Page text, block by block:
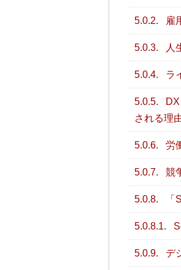
5.0.2. 雇
5.0.3. 人
5.0.4. ラ
5.0.5.
される理
5.0.6. 労
5.0.7. 競
5.0.8. 「
5.0.8.1.
5.0.9. デ